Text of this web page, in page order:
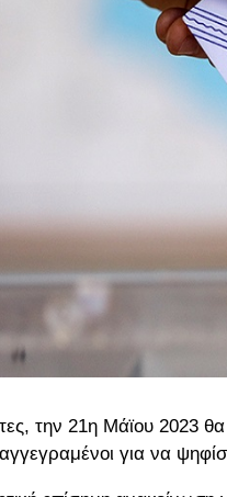
την 21η Μάϊου 2023
για να